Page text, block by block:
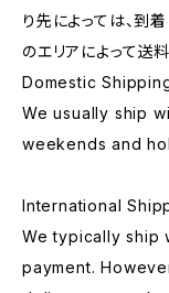
り先によっては、到
のエリアによって送
Domestic
We usually ship
weekends and
International
We typically ship
payment.